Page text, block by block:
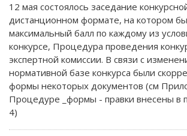
12 мая состоялось заседание
дистанционном формате, на котором
максимальный балл по каждому из
конкурсе, Процедура проведения
экспертной комиссии. В связи с
нормативной базе конкурса были
формы некоторых документов (см
Процедуре _формы - правки внесены в
4)